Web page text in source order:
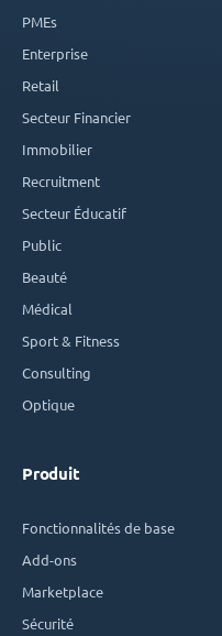
PMEs
Enterprise
Retail
Secteur Financier
Immobilier
Recruitment
Secteur Éducatif
Public
Beauté
Médical
Sport & Fitness
Consulting
Optique
Produit
Fonctionnalités de base
Add-ons
Marketplace
Sécurité